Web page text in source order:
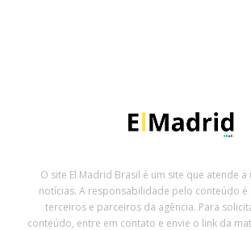
O site El Madrid Brasil é um site que atende a
notícias. A responsabilidade pelo conteúdo é
terceiros e parceiros da agência. Para
conteúdo, entre em contato e envie o link da